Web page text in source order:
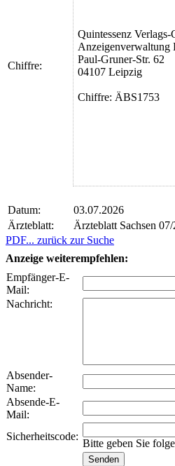
Chiffre:
Quintessenz Verlags-
Anzeigenverwaltung
Paul-Gruner-Str. 62
04107 Leipzig
Chiffre: ÄBS1753
Datum:
03.07.2026
Ärzteblatt:
Ärzteblatt Sachsen
PDF... zurück zur Suche
Anzeige weiterempfehlen:
Empfänger-E-
Mail:
Nachricht:
Absender-
Name:
Absende-E-
Mail:
Sicherheitscode:
Bitte geben Sie